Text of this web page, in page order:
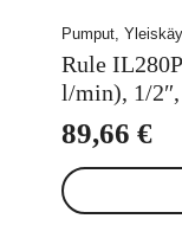
Pumput,
Rule
l/min), 1/
89,66 €